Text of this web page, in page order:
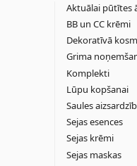
Aktuālai pūtītes
BB un CC krēmi
Dekoratīvā
Grima
Komplekti
Lūpu kopšanai
Saules
Sejas esences
Sejas krēmi
Sejas maskas